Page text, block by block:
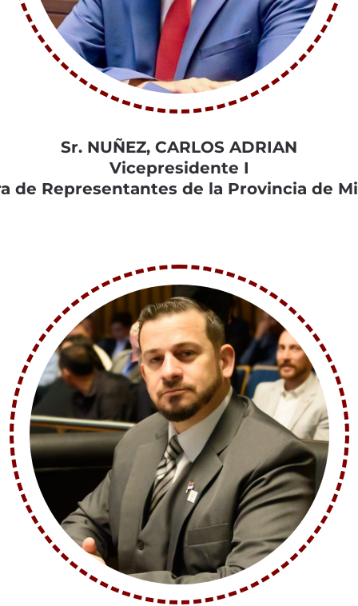
Sr. NUÑEZ, CARLOS ADRIAN
Vicepresidente I
de Representantes de la Provincia de